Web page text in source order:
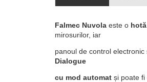
Falmec Nuvola este o hotă
mirosurilor, iar
panoul de control
Dialogue
cu mod automat și poate fi